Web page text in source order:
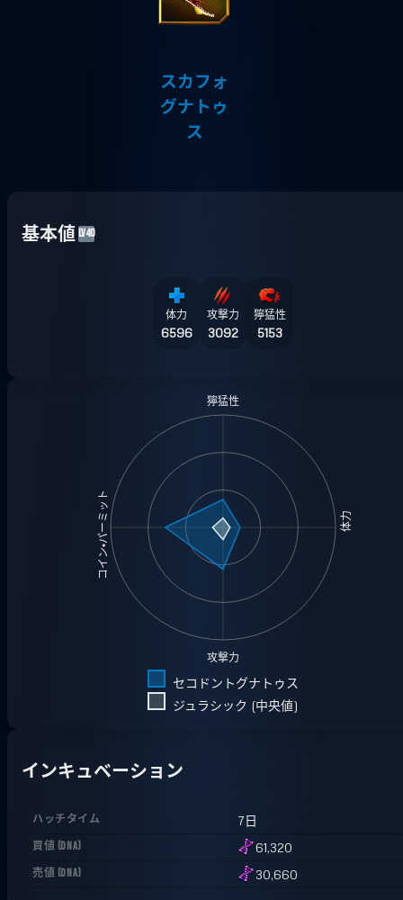
スカフォ
グナトゥ
ス
基本値 LV40
体力
6596
攻撃力
3092
獰猛性
5153
獰猛性
体力
攻撃力
コイン・パーミット
セコドントグナトゥス
ジュラシック (中央値)
インキュベーション
ハッチタイム 7日
買値 (DNA) 61,320
売値 (DNA) 30,660